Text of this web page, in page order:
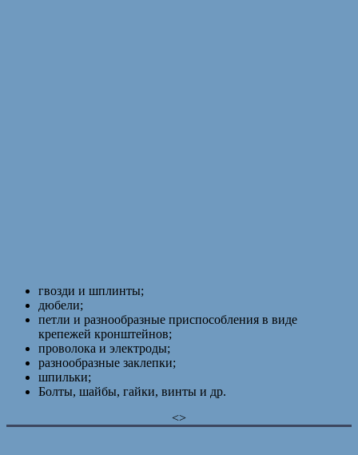
гвозди и шплинты;
дюбели;
петли и разнообразные приспособления в виде
крепежей кронштейнов;
проволока и электроды;
разнообразные заклепки;
шпильки;
Болты, шайбы, гайки, винты и др.
<>